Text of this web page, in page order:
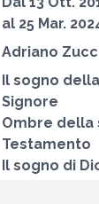
al 25 Mar.
Adriano
Il sogno
Signore
Ombre della
Testamento
Il sogno di